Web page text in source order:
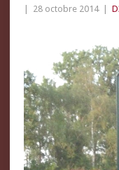
28 octobre 2014